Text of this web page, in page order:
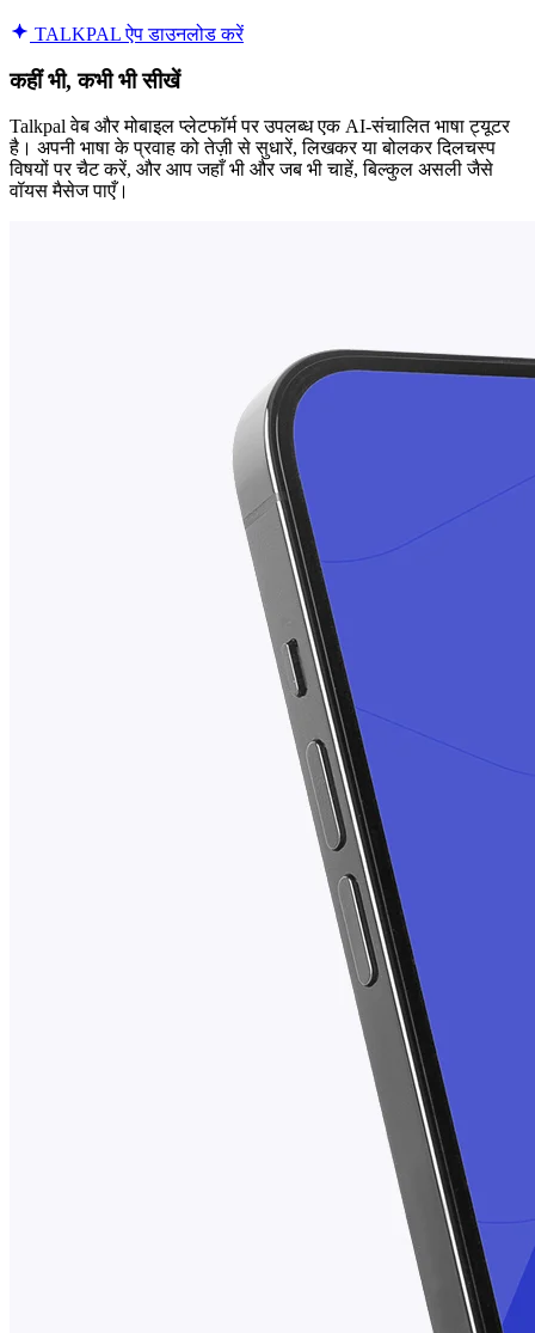
TALKPAL ऐप डाउनलोड करें
कहीं भी, कभी भी सीखें
Talkpal वेब और मोबाइल प्लेटफॉर्म पर उपलब्ध एक AI-संचालित भाषा ट्यूटर
है। अपनी भाषा के प्रवाह को तेज़ी से सुधारें, लिखकर या बोलकर दिलचस्प
विषयों पर चैट करें, और आप जहाँ भी और जब भी चाहें, बिल्कुल असली जैसे
वॉयस मैसेज पाएँ।